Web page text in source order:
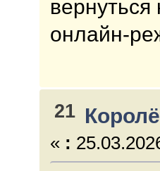
онлайн-
21
« :